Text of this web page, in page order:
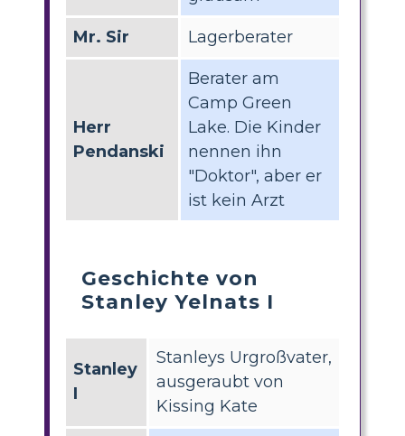
Mr. Sir Lagerberater
Herr
Pendanski
Berater am
Camp Green
Lake. Die Kinder
nennen ihn
"Doktor", aber er
ist kein Arzt
Geschichte von
Stanley Yelnats I
Stanley
I
Stanleys Urgroßvater,
ausgeraubt von
Kissing Kate